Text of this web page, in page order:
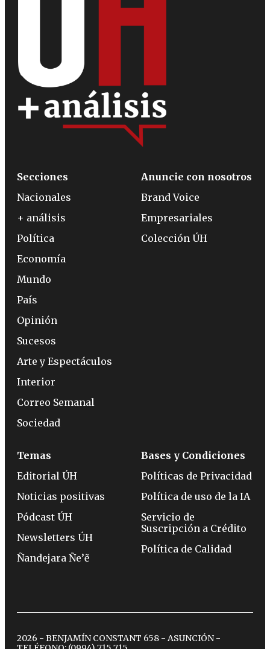
Secciones
Nacionales
+ análisis
Política
Economía
Mundo
País
Opinión
Sucesos
Arte y Espectáculos
Interior
Correo Semanal
Sociedad
Anuncie con nosotros
Brand Voice
Empresariales
Colección ÚH
Temas
Editorial ÚH
Noticias positivas
Pódcast ÚH
Newsletters ÚH
Ñandejara Ñe’ẽ
Bases y Condiciones
Políticas de Privacidad
Política de uso de la IA
Servicio de
Suscripción a Crédito
Política de Calidad
2026 - BENJAMÍN CONSTANT 658 - ASUNCIÓN -